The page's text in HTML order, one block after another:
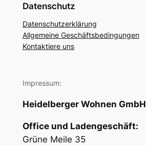
Datenschutz
Datenschutzerklärung
Allgemeine Geschäftsbedingungen
Kontaktiere uns
Impressum:
Heidelberger Wohnen GmbH
Office und Ladengeschäft:
Grüne Meile 35